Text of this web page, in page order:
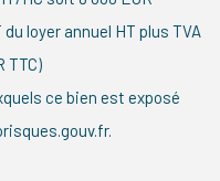
loyer annuel HT plus TVA
TTC)
ce bien est exposé